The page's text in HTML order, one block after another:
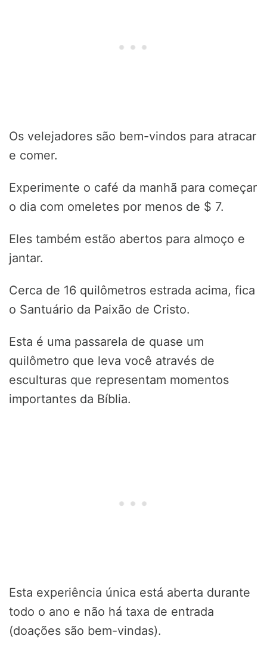
Os velejadores são bem-vindos para atracar
e comer.
Experimente o café da manhã para começar
o dia com omeletes por menos de $ 7.
Eles também estão abertos para almoço e
jantar.
Cerca de 16 quilômetros estrada acima, fica
o Santuário da Paixão de Cristo.
Esta é uma passarela de quase um
quilômetro que leva você através de
esculturas que representam momentos
importantes da Bíblia.
Esta experiência única está aberta durante
todo o ano e não há taxa de entrada
(doações são bem-vindas).